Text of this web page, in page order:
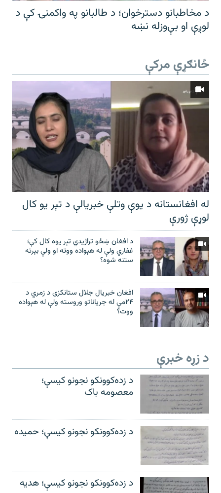
د مخاطبانو دسترخوان؛ د طالبانو په واکمنۍ کې د
لوږې او بې‌وزله نښه
ځانګړې مرکې
له افغانستانه د یوې وتلې خبریالې د تېر يو کال
لوړې ژورې
د افغان ښځو تراژیدي تېر یوه کال کې؛
غفاري ولې له هېواده ووته او ولې بېرته
ستنه شوه؟
افغان خبریال جلال ستانکزی د زمري د
۲۴مې له جریاناتو وروسته ولې له هېواده
ووت؟
د زړه خبرې
د زده‌کوونکو نجونو کیسې؛
معصومه باک
د زده‌کوونکو نجونو کیسې؛ حمیده
د زده‌کوونکو نجونو کیسې؛ هدیه